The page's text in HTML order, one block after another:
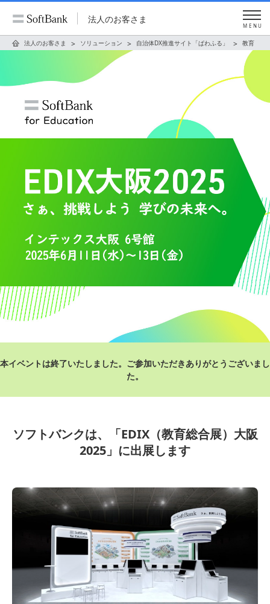
法人のお客さま
MENU
法人のお客さま ソリューション 自治体DX推進サイト「ぱわふる」 教育
本イベントは終了いたしました。ご参加いただきありがとうございまし
た。
ソフトバンクは、「EDIX（教育総合展）大阪
2025」に出展します